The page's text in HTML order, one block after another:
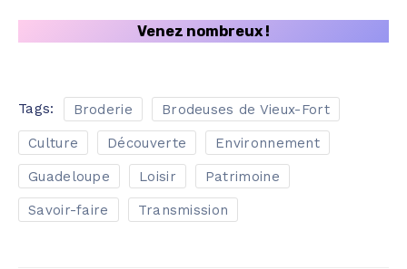
Venez nombreux !
Tags: Broderie Brodeuses de Vieux-Fort
Culture Découverte Environnement
Guadeloupe Loisir Patrimoine
Savoir-faire Transmission